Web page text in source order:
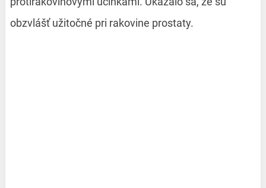
obzvlášť užitočné pri rakovine prostaty.